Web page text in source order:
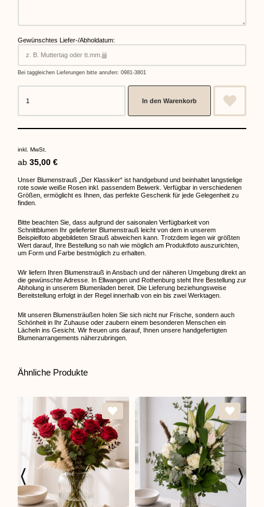
Gewünschtes Liefer-/Abholdatum:
Bei taggleichen Lieferungen bitte anrufen: 0981-3801
In den Warenkorb
inkl. MwSt.
ab 35,00 €
Unser Blumenstrauß „Der Klassiker“ ist handgebund und beinhaltet langstielige
rote sowie weiße Rosen inkl. passendem Beiwerk. Verfügbar in verschiedenen
Größen, ermöglicht es Ihnen, das perfekte Geschenk für jede Gelegenheit zu
finden.
Bitte beachten Sie, dass aufgrund der saisonalen Verfügbarkeit von
Schnittblumen Ihr gelieferter Blumenstrauß leicht von dem in unserem
Beispielfoto abgebildeten Strauß abweichen kann. Trotzdem legen wir größten
Wert darauf, Ihre Bestellung so nah wie möglich am Produktfoto auszurichten,
um Form und Farbe bestmöglich zu erhalten.
Wir liefern Ihren Blumenstrauß in Ansbach und der näheren Umgebung direkt an
die gewünschte Adresse. In Ellwangen und Rothenburg steht Ihre Bestellung zur
Abholung in unserem Blumenladen bereit. Die Lieferung beziehungsweise
Bereitstellung erfolgt in der Regel innerhalb von ein bis zwei Werktagen.
Mit unseren Blumensträußen holen Sie sich nicht nur Frische, sondern auch
Schönheit in Ihr Zuhause oder zaubern einem besonderen Menschen ein
Lächeln ins Gesicht. Wir freuen uns darauf, Ihnen unsere handgefertigten
Blumenarrangements näherzubringen.
Ähnliche Produkte